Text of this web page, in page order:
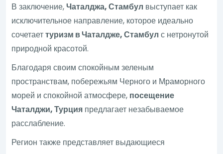
В заключение,Чаталджа, Стамбул выступает как
исключительное направление, которое идеально
сочетаеттуризм в Чаталдже, Стамбул с нетронутой
природной красотой.
Благодаря своим спокойным зеленым
пространствам, побережьям Черного и Мраморного
морей и спокойной атмосфере, посещение
Чаталджи, Турция предлагает незабываемое
расслабление.
Регион также представляет выдающиеся